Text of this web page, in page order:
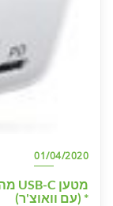
01/04/2020
* (עם וואוצ'ר)